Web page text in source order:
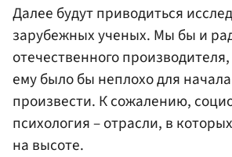
Далее будут приводиться
зарубежных ученых. Мы бы и
отечественного
ему было бы неплохо для
произвести. К сожалению,
психология – отрасли, в
на высоте.